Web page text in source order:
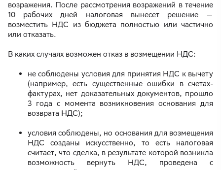
возражения. После рассмотрения возражений в течение
10 рабочих дней налоговая вынесет решение —
возместить НДС из бюджета полностью или частично
или отказать.
В каких случаях возможен отказ в возмещении НДС:
не соблюдены условия для принятия НДС к вычету
(например, есть существенные ошибки в счетах-
фактурах, нет доказательных документов, прошло
3 года с момента возникновения основания для
возврата НДС);
условия соблюдены, но основания для возмещения
НДС созданы искусственно, то есть налоговая
считает, что сделка, в результате которой возникла
возможность вернуть НДС, проведена с